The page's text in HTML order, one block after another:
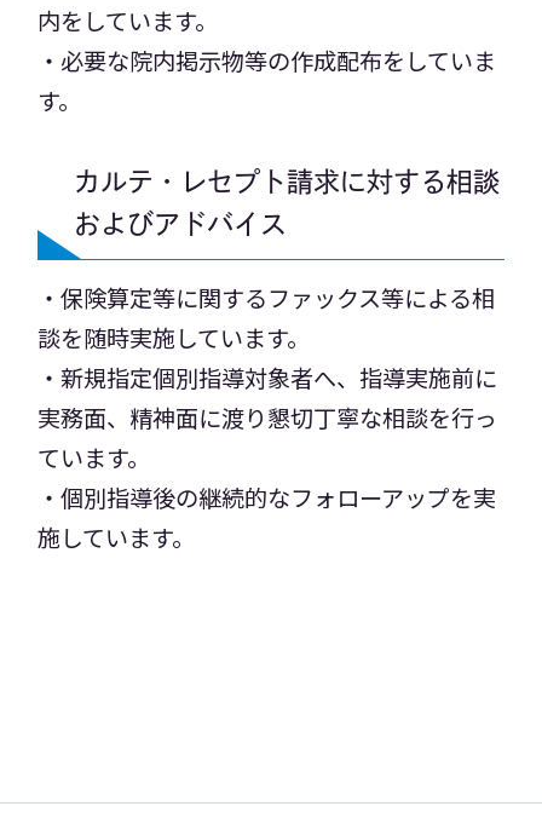
内をしています。
・必要な院内掲示物等の作成配布をしていま
す。
カルテ・レセプト請求に対する相談
およびアドバイス
・保険算定等に関するファックス等による相
談を随時実施しています。
・新規指定個別指導対象者へ、指導実施前に
実務面、精神面に渡り懇切丁寧な相談を行っ
ています。
・個別指導後の継続的なフォローアップを実
施しています。